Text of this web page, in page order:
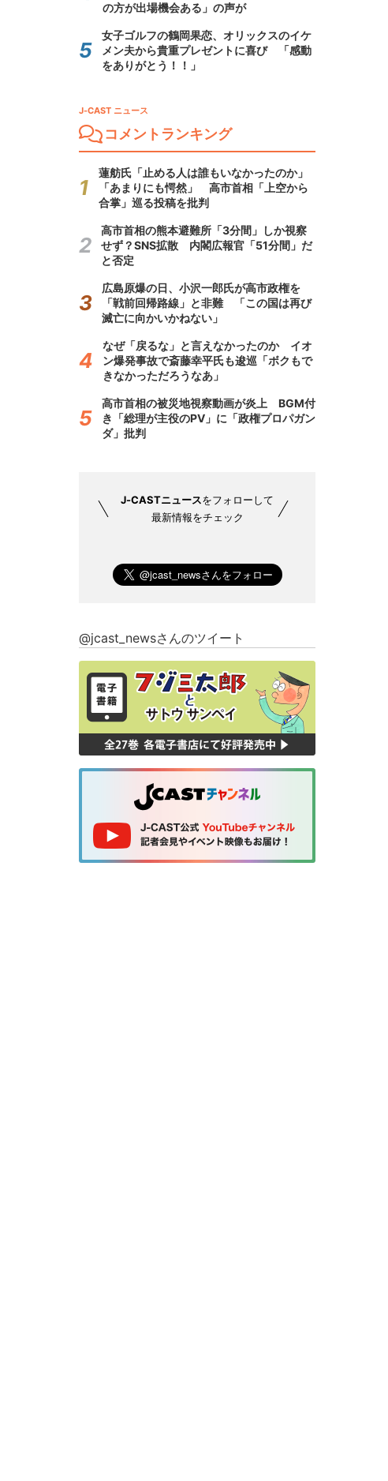
の方が出場機会ある」の声が
女子ゴルフの鶴岡果恋、オリックスのイケ
メン夫から貴重プレゼントに喜び 「感動
をありがとう！！」
J-CAST ニュース
コメントランキング
蓮舫氏「止める人は誰もいなかったのか」
「あまりにも愕然」 高市首相「上空から
合掌」巡る投稿を批判
高市首相の熊本避難所「3分間」しか視察
せず？SNS拡散 内閣広報官「51分間」だ
と否定
広島原爆の日、小沢一郎氏が高市政権を
「戦前回帰路線」と非難 「この国は再び
滅亡に向かいかねない」
なぜ「戻るな」と言えなかったのか イオ
ン爆発事故で斎藤幸平氏も逡巡「ボクもで
きなかっただろうなあ」
高市首相の被災地視察動画が炎上 BGM付
き「総理が主役のPV」に「政権プロパガン
ダ」批判
J-CASTニュースをフォローして
最新情報をチェック
@jcast_newsさんのツイート